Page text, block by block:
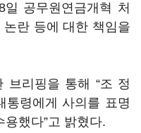
공무원연금개혁 처
란 등에 대한 책임을
브리핑을 통해 “조 정
통령에게 사의를 표명
했다”고 밝혔다.